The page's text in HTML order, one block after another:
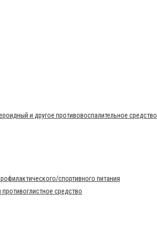
и другое противовоспалительное средство
спортивного питания
средство